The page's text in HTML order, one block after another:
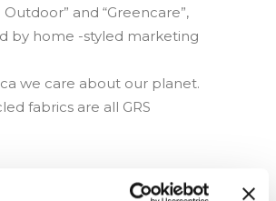
Outdoor” and “Greencare”,
by home -styled marketing
we care about our planet.
fabrics are all GRS
: KALKHOEVESTRAAT 30 BOX